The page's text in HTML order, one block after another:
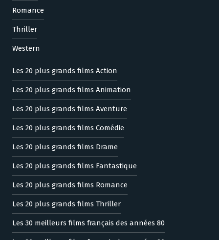
Romance
Thriller
Western
Les 20 plus grands films Action
Les 20 plus grands films Animation
Les 20 plus grands films Aventure
Les 20 plus grands films Comédie
Les 20 plus grands films Drame
Les 20 plus grands films Fantastique
Les 20 plus grands films Romance
Les 20 plus grands films Thriller
Les 30 meilleurs films français des années 80